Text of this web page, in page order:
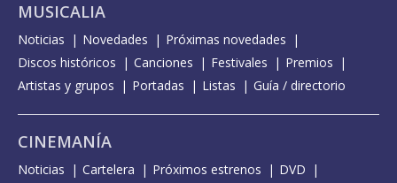
MUSICALIA
Noticias Novedades
Próximas novedades
Discos históricos
Canciones Festivales
Premios
Artistas y grupos
Portadas Listas Guía / directorio
CINEMANÍA
Noticias Cartelera Próximos estrenos
DVD